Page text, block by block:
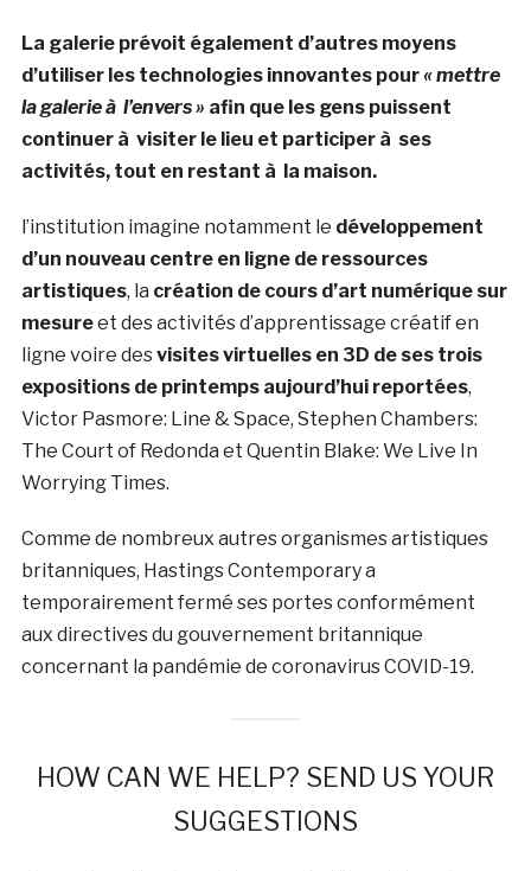
La galerie prévoit également d’autres moyens
d’utiliser les technologies innovantes pour« mettre
la galerie à l’envers » afin que les gens puissent
continuer à visiter le lieu et participer à ses
activités, tout en restant à la maison.
l’institution imagine notamment le développement
d’un nouveau centre en ligne de ressources
artistiques, la création de cours d’art numérique sur
mesureet des activités d’apprentissage créatif en
ligne voire desvisites virtuelles en 3D de ses trois
expositions de printemps aujourd’hui reportées,
Victor Pasmore: Line & Space, Stephen Chambers:
The Court of Redonda et Quentin Blake: We Live In
Worrying Times.
Comme de nombreux autres organismes artistiques
britanniques, Hastings Contemporary a
temporairement fermé ses portes conformément
aux directives du gouvernement britannique
concernant la pandémie de coronavirus COVID-19.
HOW CAN WE HELP? SEND US YOUR
SUGGESTIONS